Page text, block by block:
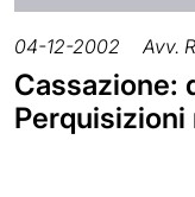
04-12-2002 Avv.
Cassazione:
Perquisizioni